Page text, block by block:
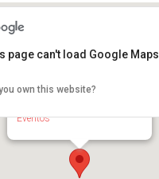
Facultad de Derecho UABJO
Eventos
page can't load Google
own this website?